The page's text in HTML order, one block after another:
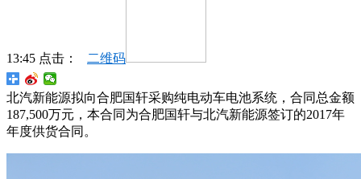
13:45 点击： 二维码
北汽新能源拟向合肥国轩采购纯电动车电池系统，合同总金额
187,500万元，本合同为合肥国轩与北汽新能源签订的2017年
年度供货合同。